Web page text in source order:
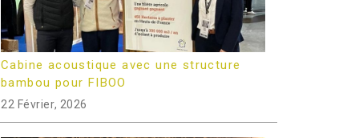
Cabine acoustique avec une structure
bambou pour FIBOO
22 Février, 2026